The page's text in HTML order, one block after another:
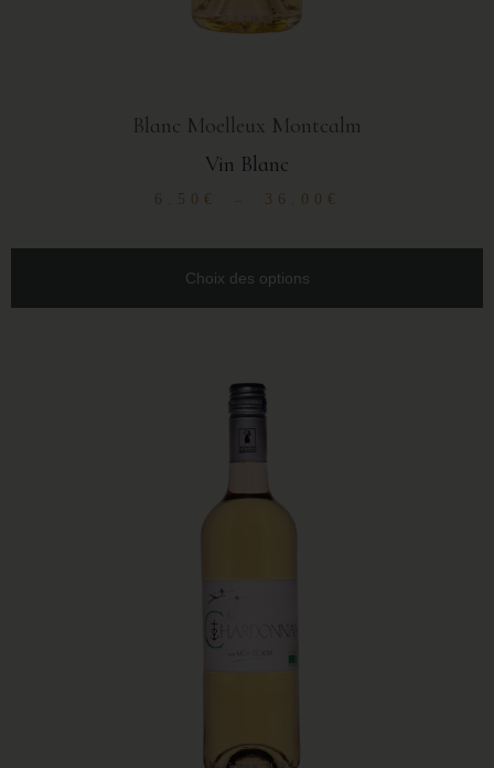
Blanc Moelleux Montcalm
Vin Blanc
6.50 € 36.00 €
Choix des options